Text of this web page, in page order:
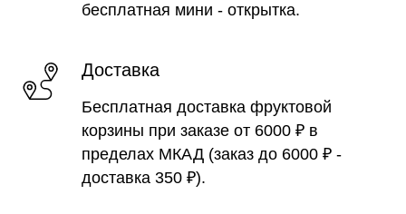
бесплатная мини - открытка.
Доставка
Бесплатная доставка фруктовой
корзины при заказе от 6000 ₽ в
пределах МКАД (заказ до 6000 ₽ -
доставка 350 ₽).